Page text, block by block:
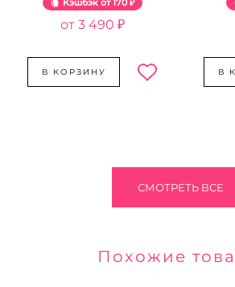
Кэшбэк 170 ₽
3 490 ₽
В КОРЗИНУ В
СМОТРЕТЬ ВСЕ
Похожие